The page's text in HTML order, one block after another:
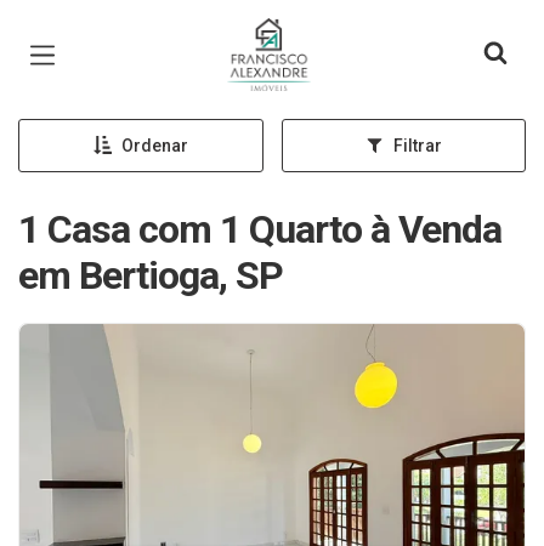
Página inicial
Ordenar Filtrar
1 Casa com 1 Quarto à Venda
em Bertioga, SP